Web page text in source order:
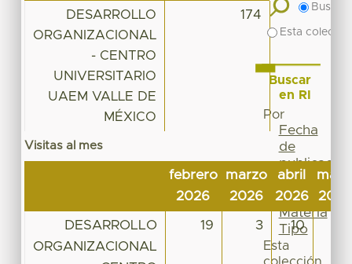
DESARROLLO
ORGANIZACIONAL
- CENTRO
UNIVERSITARIO
UAEM VALLE DE
MÉXICO
174
Visitas al mes
febrero
2026
marzo
2026
abril
2026
2026
DESARROLLO
ORGANIZACIONAL
19 3 10
Buscar
Esta
Buscar
en RI
Por
Fecha
de
publicación
Autor
Título
Materia
Tipo
Esta